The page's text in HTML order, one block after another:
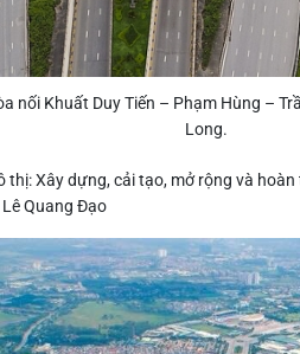
nối Khuất Duy Tiến – Phạm Hùng –
Long.
thị: Xây dựng, cải tạo, mở rộng và
Quang Đạo